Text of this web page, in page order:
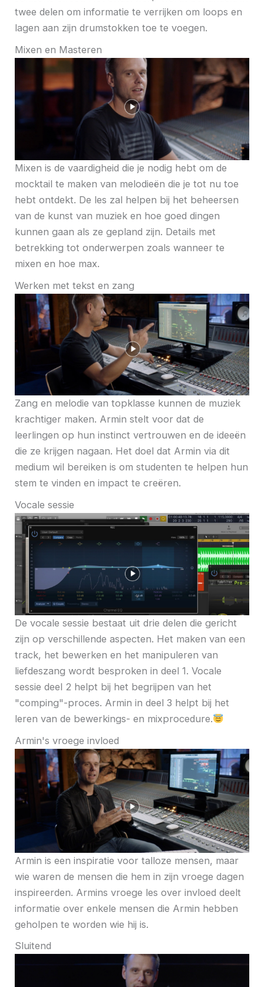
twee delen om informatie te verrijken om loops en
lagen aan zijn drumstokken toe te voegen.
Mixen en Masteren
Mixen is de vaardigheid die je nodig hebt om de
mocktail te maken van melodieën die je tot nu toe
hebt ontdekt. De les zal helpen bij het beheersen
van de kunst van muziek en hoe goed dingen
kunnen gaan als ze gepland zijn. Details met
betrekking tot onderwerpen zoals wanneer te
mixen en hoe max.
Werken met tekst en zang
Zang en melodie van topklasse kunnen de muziek
krachtiger maken. Armin stelt voor dat de
leerlingen op hun instinct vertrouwen en de ideeën
die ze krijgen nagaan. Het doel dat Armin via dit
medium wil bereiken is om studenten te helpen hun
stem te vinden en impact te creëren.
Vocale sessie
De vocale sessie bestaat uit drie delen die gericht
zijn op verschillende aspecten. Het maken van een
track, het bewerken en het manipuleren van
liefdeszang wordt besproken in deel 1. Vocale
sessie deel 2 helpt bij het begrijpen van het
"comping"-proces. Armin in deel 3 helpt bij het
leren van de bewerkings- en mixprocedure.
Armin's vroege invloed
Armin is een inspiratie voor talloze mensen, maar
wie waren de mensen die hem in zijn vroege dagen
inspireerden. Armins vroege les over invloed deelt
informatie over enkele mensen die Armin hebben
geholpen te worden wie hij is.
Sluitend